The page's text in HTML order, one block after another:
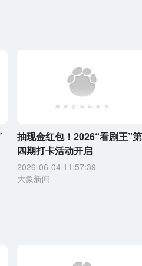
抽现金红包！2026“看剧王”第
四期打卡活动开启
2026-06-04 11:57:39
大象新闻